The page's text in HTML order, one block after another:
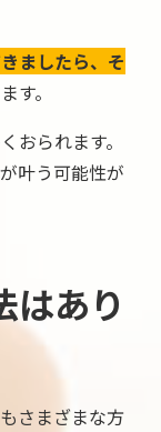
ましたら、そ
す。
おられます。
叶う可能性が
はあり
さまざまな方